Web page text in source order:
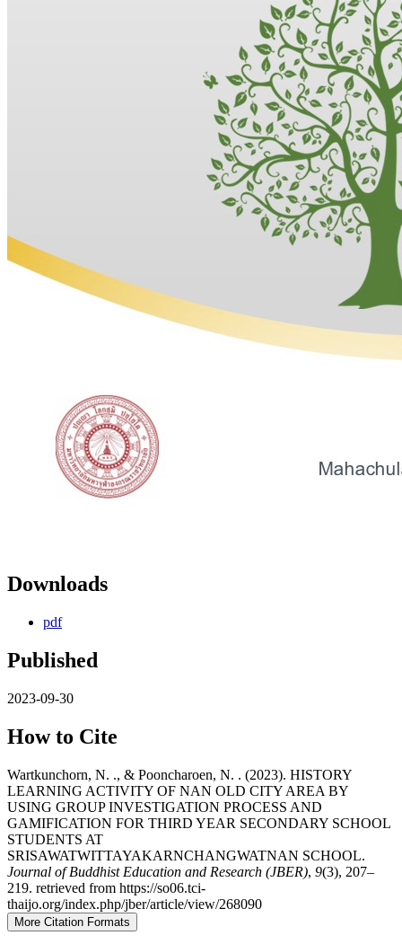
Downloads
pdf
Published
2023-09-30
How to Cite
Wartkunchorn, N. ., & Pooncharoen, N. . (2023). HISTORY
LEARNING ACTIVITY OF NAN OLD CITY AREA BY
USING GROUP INVESTIGATION PROCESS AND
GAMIFICATION FOR THIRD YEAR SECONDARY SCHOOL
STUDENTS AT
SRISAWATWITTAYAKARNCHANGWATNAN SCHOOL.
Journal of Buddhist Education and Research (JBER), 9(3), 207–
219. retrieved from https://so06.tci-
thaijo.org/index.php/jber/article/view/268090
More Citation Formats